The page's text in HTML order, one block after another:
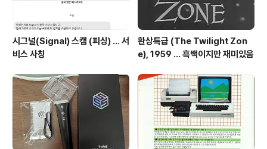
시그널(Signal) 스캠 (피싱) ... 서
비스 사칭
환상특급 (The Twilight Zon
e), 1959 ... 흑백이지만 재미있음